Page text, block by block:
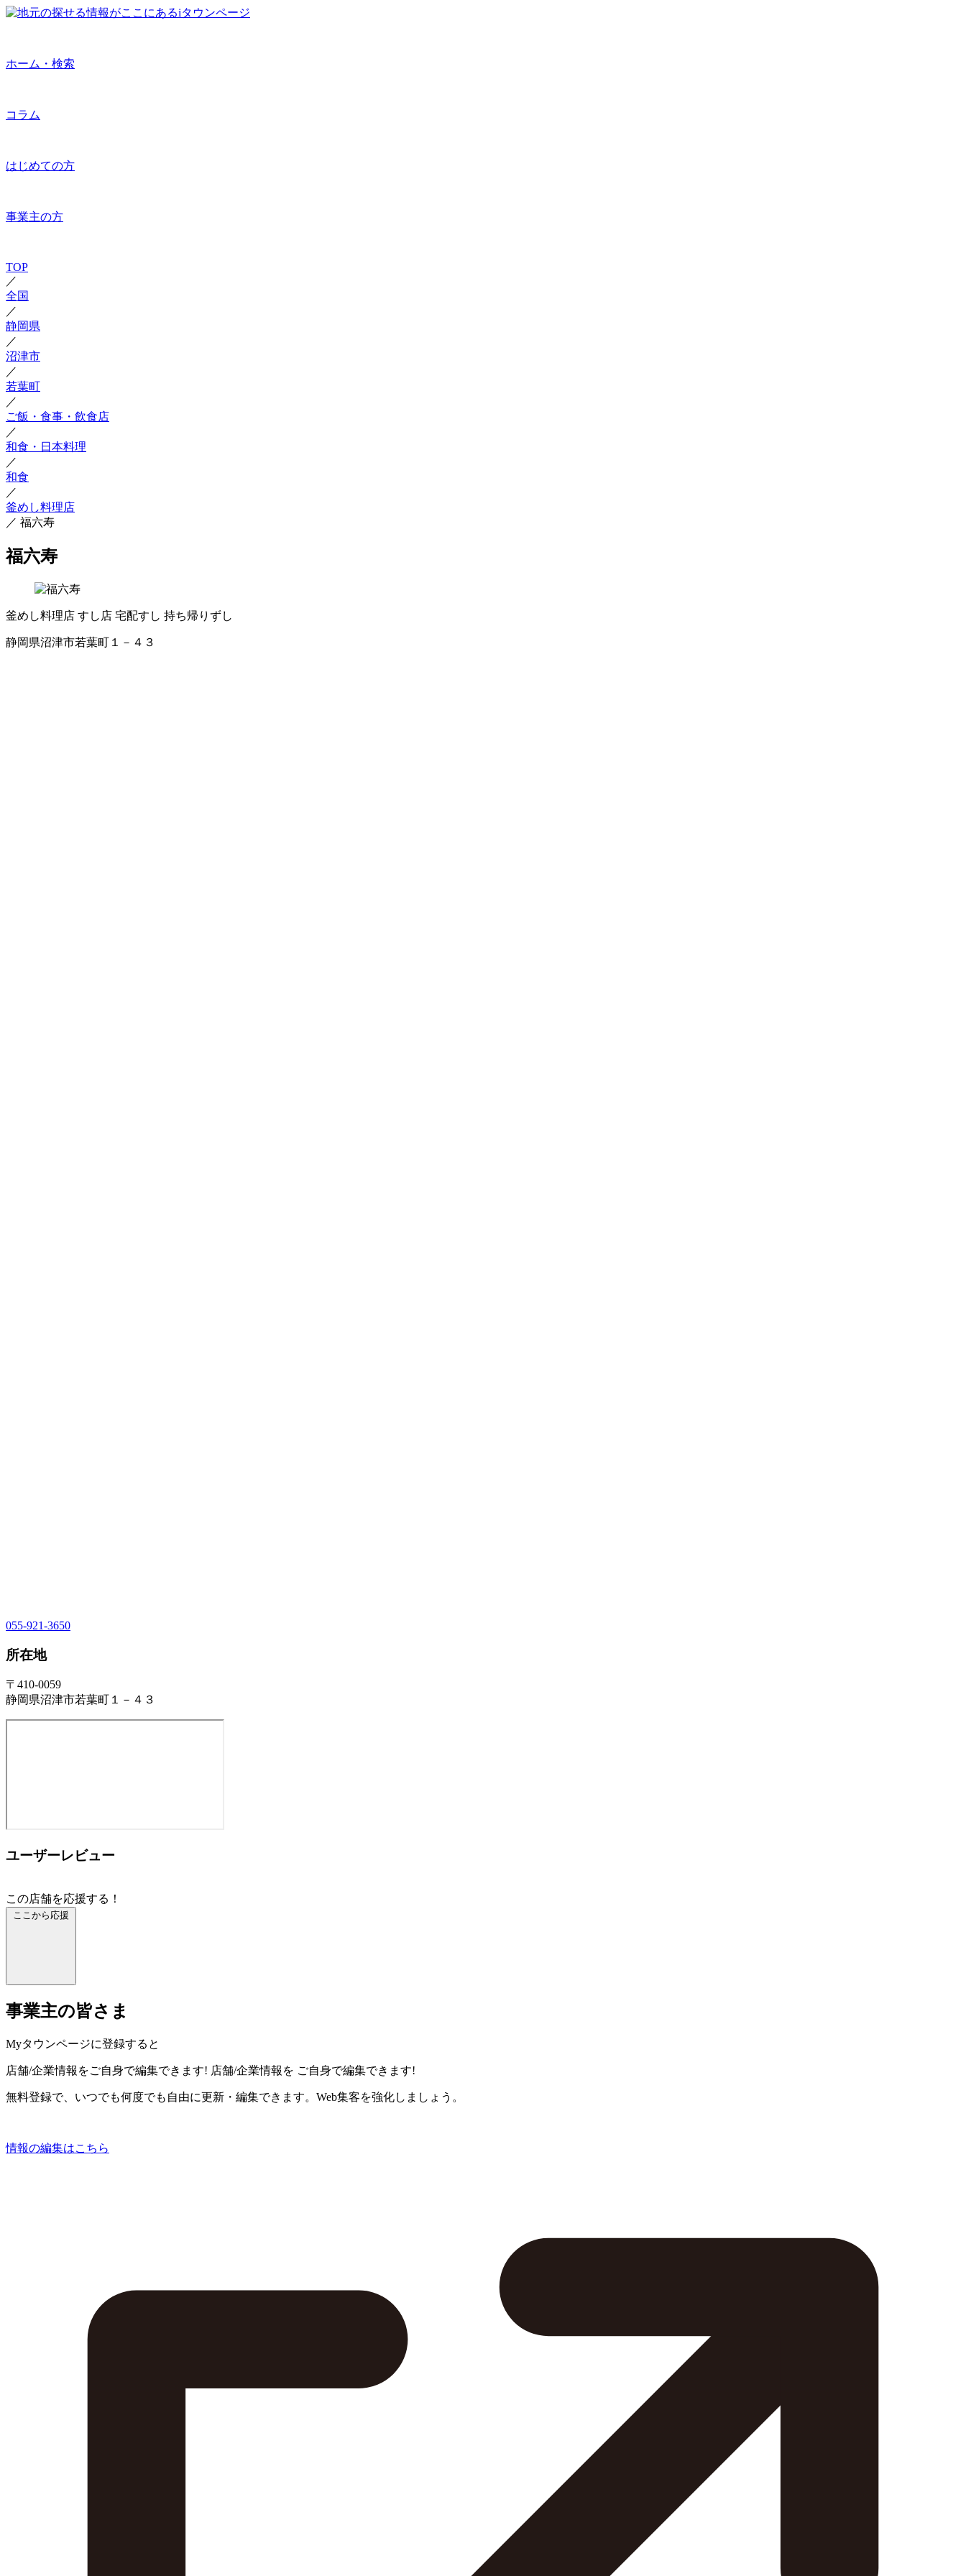
ホーム・検索
コラム
はじめての方
事業主の方
TOP
／
全国
／
静岡県
／
沼津市
／
若葉町
／
ご飯・食事・飲食店
／
和食・日本料理
／
和食
／
釜めし料理店
／ 福六寿
福六寿
釜めし料理店 すし店 宅配すし 持ち帰りずし
静岡県沼津市若葉町１－４３
055-921-3650
所在地
〒410-0059
静岡県沼津市若葉町１－４３
ユーザーレビュー
この店舗を応援する！
ここから応援
事業主の皆さま
Myタウンページに登録すると
店舗/企業情報をご自身で編集できます! 店舗/企業情報を ご自身で編集できます!
無料登録で、いつでも何度でも自由に更新・編集できます。Web集客を強化しましょう。
情報の編集はこちら